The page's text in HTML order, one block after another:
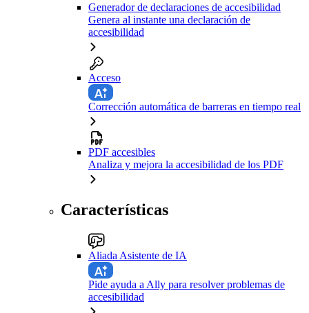
Generador de declaraciones de accesibilidad
Genera al instante una declaración de
accesibilidad
Acceso
Corrección automática de barreras en tiempo real
PDF accesibles
Analiza y mejora la accesibilidad de los PDF
Características
Aliada Asistente de IA
Pide ayuda a Ally para resolver problemas de
accesibilidad